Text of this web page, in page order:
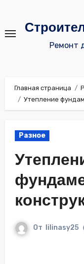
содержимому
Ремонт
Главная страница
Утепление
Разное
От lilinasy25